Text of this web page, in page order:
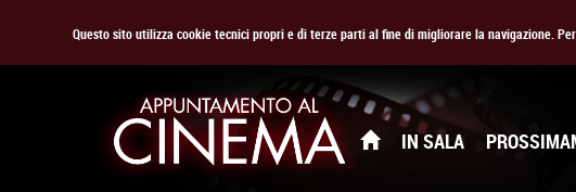
Questo sito utilizza cookie tecnici propri e di terze parti al fine di migliorare la navigazione.
IN SALA